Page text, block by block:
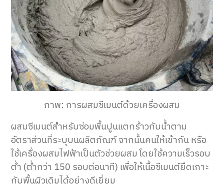
ภาพ: การผสมซีเมนต์ด้วยเครื่องผสม
ผสมซีเมนต์สำหรับซ่อมพื้นปูนแตกร้าวกับน้ำตาม
อัตราส่วนที่ระบุบนผลิตภัณฑ์ จากนั้นคนให้เข้ากัน หรือ
ใช้เครื่องผสมไฟฟ้าเป็นตัวช่วยผสม โดยใช้ความเร็วรอบ
ต่ำ (ต่ำกว่า 150 รอบต่อนาที) เพื่อให้เนื้อซีเมนต์ยึดเกาะ
กับพื้นผิวเดิมได้อย่างดีเยี่ยม